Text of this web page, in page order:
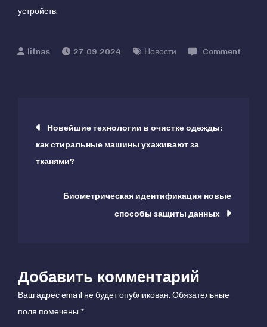
устройств.
27.09.2024 Новости
Comment
Навигация
по
записям
Новейшие технологии в очистке одежды:
как стиральные машины ухаживают за
тканями?
Биометрическая идентификация новые
способы защиты данных
Добавить комментарий
Ваш адрес email не будет опубликован.Обязательные
поля помечены *